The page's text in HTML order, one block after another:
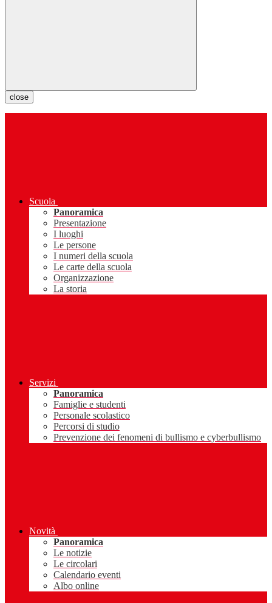
close
Scuola
Panoramica
Presentazione
I luoghi
Le persone
I numeri della scuola
Le carte della scuola
Organizzazione
La storia
Servizi
Panoramica
Famiglie e studenti
Personale scolastico
Percorsi di studio
Prevenzione dei fenomeni di bullismo e cyberbullismo
Novità
Panoramica
Le notizie
Le circolari
Calendario eventi
Albo online